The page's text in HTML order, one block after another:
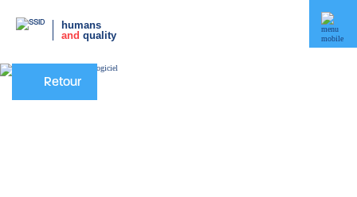
humans
and quality
Retour